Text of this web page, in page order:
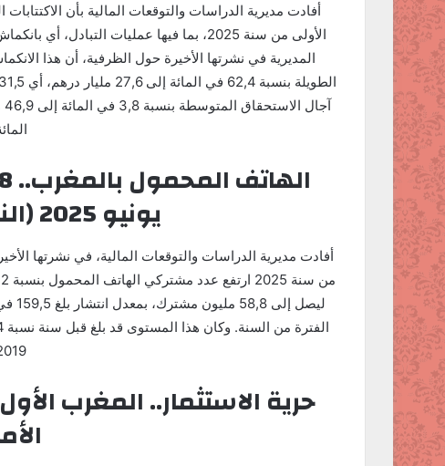
المديرية في نشرتها الأخيرة حول الظرفية، أن هذا
يونيو 2025 (النهار المغربية)
حرية الاستثمار.. المغرب